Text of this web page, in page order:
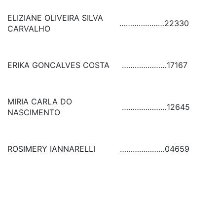
ELIZIANE OLIVEIRA SILVA
CARVALHO
…………………22330
ERIKA GONCALVES COSTA …………………17167
MIRIA CARLA DO
NASCIMENTO
…………………12645
ROSIMERY IANNARELLI …………………04659